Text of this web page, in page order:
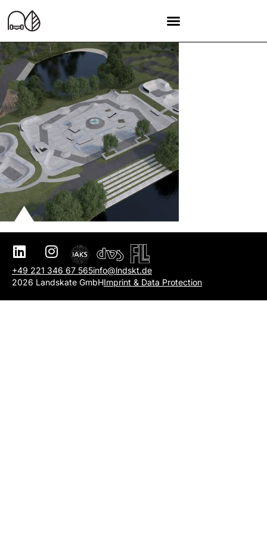
+49 221 346 67 565info@lndskt.de
2026 Landskate GmbHImprint & Data Protection